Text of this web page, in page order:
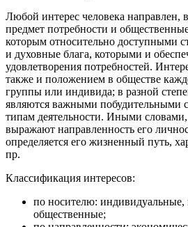
Любой интерес человека направлен,
предмет потребности и
которым относительно доступными
и духовные блага, которыми и
удовлетворения потребностей.
также и положением в обществе
группы или индивида; в разной
являются важными побудительными
типам деятельности. Иными словами,
выражают направленность его
определяется его жизненный путь,
пр.
Классификация интересов:
по носителю: индивидуальные,
общественные;